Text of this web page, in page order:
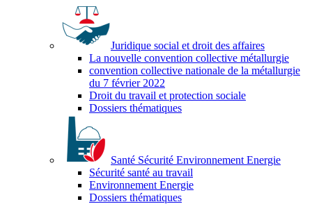
Juridique social et droit des affaires
La nouvelle convention collective métallurgie
convention collective nationale de la métallurgie
du 7 février 2022
Droit du travail et protection sociale
Dossiers thématiques
Santé Sécurité Environnement Energie
Sécurité santé au travail
Environnement Energie
Dossiers thématiques